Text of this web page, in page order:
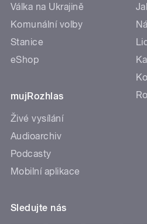
Válka na Ukrajině
Komunální volby
Stanice
eShop
mujRozhlas
Živé vysílání
Audioarchiv
Podcasty
Mobilní aplikace
Sledujte nás